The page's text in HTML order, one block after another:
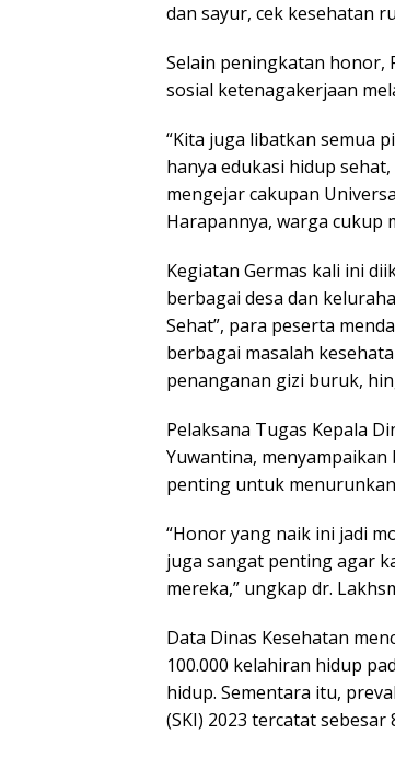
dan sayur, cek kesehatan
Selain peningkatan honor,
sosial ketenagakerjaan
“Kita juga libatkan semua
hanya edukasi hidup
mengejar cakupan
Harapannya, warga cukup
Kegiatan Germas kali ini
berbagai desa dan
Sehat”, para peserta
berbagai masalah
penanganan gizi buruk,
Pelaksana Tugas Kepala
Yuwantina,
penting untuk
“Honor yang naik ini jadi
juga sangat penting agar
mereka,” ungkap dr.
Data Dinas Kesehatan
100.000 kelahiran hidup
hidup. Sementara itu,
(SKI) 2023 tercatat sebesar